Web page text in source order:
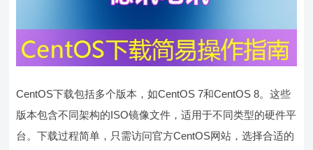
CentOS下载包括多个版本，如CentOS 7和CentOS 8。这些
版本包含不同架构的ISO镜像文件，适用于不同类型的硬件平
台。下载过程简单，只需访问官方CentOS网站，选择合适的